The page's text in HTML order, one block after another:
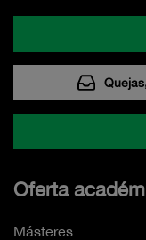
Oferta
Másteres